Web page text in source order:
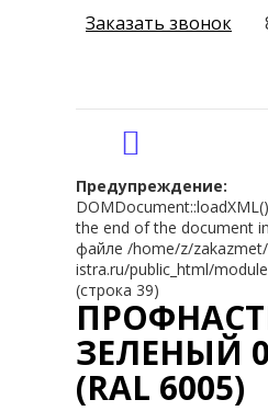
Предупреждение:
the end of the document
файле /home/z/
istra.ru/public_html/
(строка 39)
ЗЕЛЕНЫЙ
(RAL 6005)
Заказать звонок